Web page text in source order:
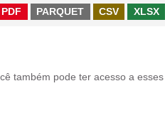
PDF PARQUET CSV XLSX
também pode ter acesso a